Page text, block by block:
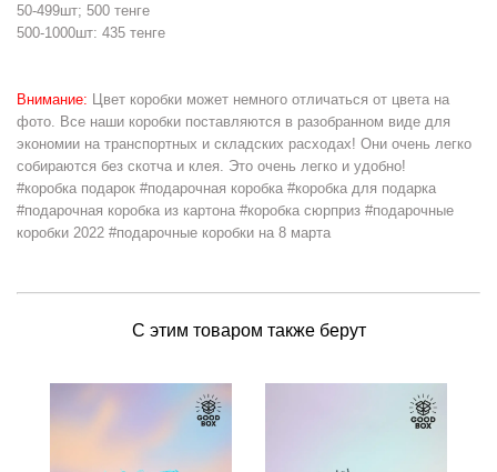
50-499шт; 500 тенге
500-1000шт: 435 тенге
Внимание: Цвет коробки может немного отличаться от цвета на
фото. Все наши коробки поставляются в разобранном виде для
экономии на транспортных и складских расходах! Они очень легко
собираются без скотча и клея. Это очень легко и удобно!
#коробка подарок #подарочная коробка #коробка для подарка
#подарочная коробка из картона #коробка сюрприз #подарочные
коробки 2022 #подарочные коробки на 8 марта
С этим товаром также берут